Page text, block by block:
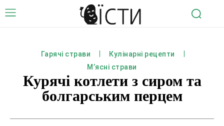
Гарячі страви
Кулінарні рецепти
М’ясні страви
Курячі котлети з сиром та
болгарським перцем